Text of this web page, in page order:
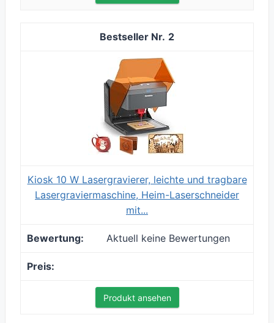
2
Kiosk 10 W Lasergravierer, leichte und tragbare
Lasergraviermaschine, Heim-Laserschneider
mit...
Aktuell keine Bewertungen
Produkt ansehen